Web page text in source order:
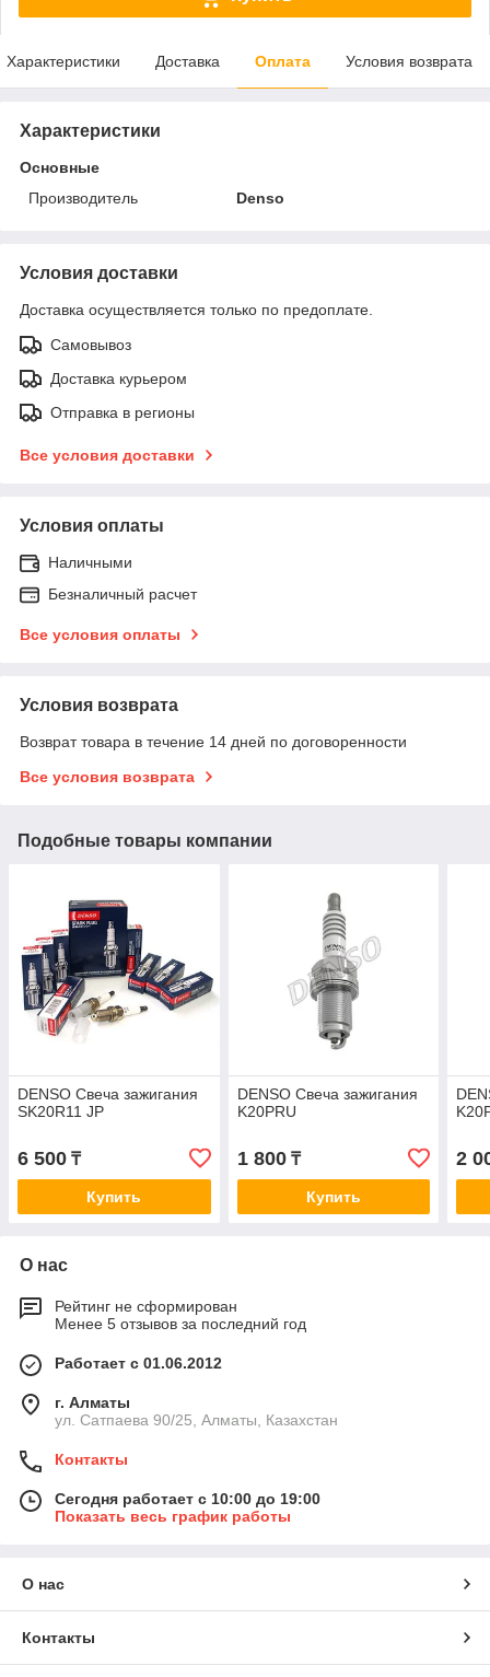
Характеристики Доставка Оплата Условия возврата
Характеристики
Основные
Производитель
Denso
Условия доставки
Доставка осуществляется только по предоплате.
Самовывоз
Доставка курьером
Отправка в регионы
Все условия доставки
Условия оплаты
Наличными
Безналичный расчет
Все условия оплаты
Условия возврата
Возврат товара в течение 14 дней по договоренности
Все условия возврата
Подобные товары компании
DENSO Свеча зажигания
SK20R11 JP
6 500 ₸
Купить
DENSO Свеча зажигания
K20PRU
1 800₸
Купить
2
О нас
Рейтинг не сформирован
Менее 5 отзывов за последний год
Работает с 01.06.2012
г. Алматы
ул. Сатпаева 90/25, Алматы, Казахстан
Контакты
Сегодня работает с 10:00 до 19:00
Показать весь график работы
О нас
Контакты